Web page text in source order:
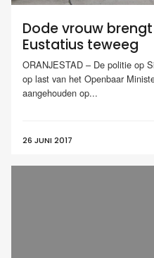
Dode vrouw
Eustatius teweeg
ORANJESTAD – De politie op
op last van het Openbaar
aangehouden op...
26 JUNI 2017